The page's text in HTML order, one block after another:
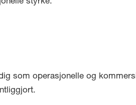
styrke.
som operasjonelle og